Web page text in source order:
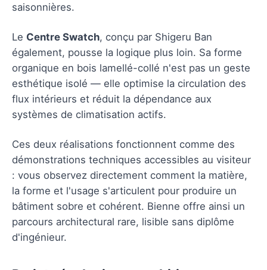
saisonnières.
Le Centre Swatch, conçu par Shigeru Ban
également, pousse la logique plus loin. Sa forme
organique en bois lamellé-collé n'est pas un geste
esthétique isolé — elle optimise la circulation des
flux intérieurs et réduit la dépendance aux
systèmes de climatisation actifs.
Ces deux réalisations fonctionnent comme des
démonstrations techniques accessibles au visiteur
: vous observez directement comment la matière,
la forme et l'usage s'articulent pour produire un
bâtiment sobre et cohérent. Bienne offre ainsi un
parcours architectural rare, lisible sans diplôme
d'ingénieur.